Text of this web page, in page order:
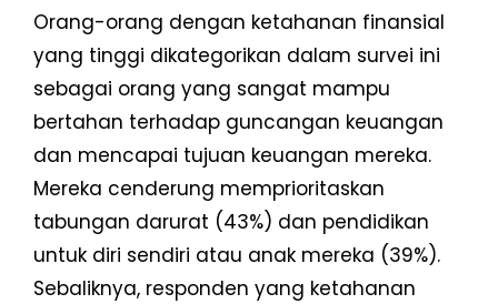
Orang-orang dengan ketahanan finansial
yang tinggi dikategorikan dalam survei ini
sebagai orang yang sangat mampu
bertahan terhadap guncangan keuangan
dan mencapai tujuan keuangan mereka.
Mereka cenderung memprioritaskan
tabungan darurat (43%) dan pendidikan
untuk diri sendiri atau anak mereka (39%).
Sebaliknya, responden yang ketahanan